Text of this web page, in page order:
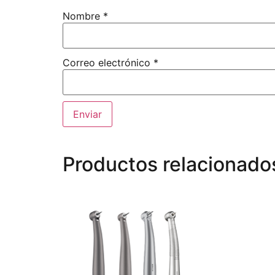
Nombre *
Correo electrónico *
Productos